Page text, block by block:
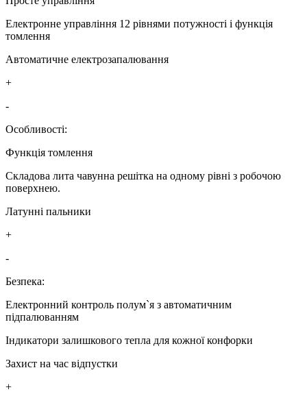
Електронне управління 12 рівнями потужності і функція
томлення
Автоматичне електрозапалювання
+
-
Особливості:
Функція томлення
Складова лита чавунна решітка на одному рівні з робочою
поверхнею.
Латунні пальники
+
-
Безпека:
Електронний контроль полум`я з автоматичним
підпалюванням
Індикатори залишкового тепла для кожної конфорки
Захист на час відпустки
+